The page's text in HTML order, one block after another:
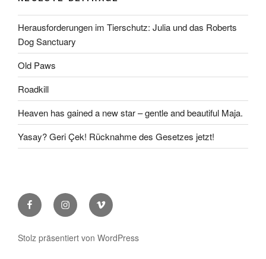
Herausforderungen im Tierschutz: Julia und das Roberts
Dog Sanctuary
Old Paws
Roadkill
Heaven has gained a new star – gentle and beautiful Maja.
Yasay? Geri Çek! Rücknahme des Gesetzes jetzt!
FacebookInstagramVimeo
Stolz präsentiert von WordPress